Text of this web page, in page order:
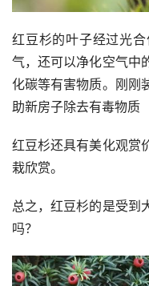
红豆杉的叶子经过光
气，还可以净化空气中
化碳等有害物质。刚刚
助新房子除去有毒物质
红豆杉还具有美化观赏
栽欣赏。
总之，红豆杉的是受到
吗？